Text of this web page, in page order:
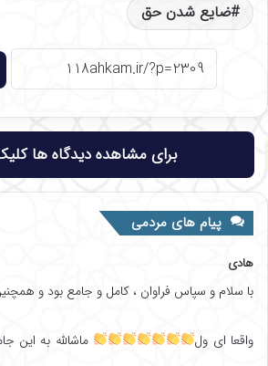
ضایع شدن حق
برای مشاهده دیدگاه ها
پیام های مردمی
هادی
با سلام و سپاس فراوان ، کامل و جامع بود و
واقعا ای ول ماشالله به این